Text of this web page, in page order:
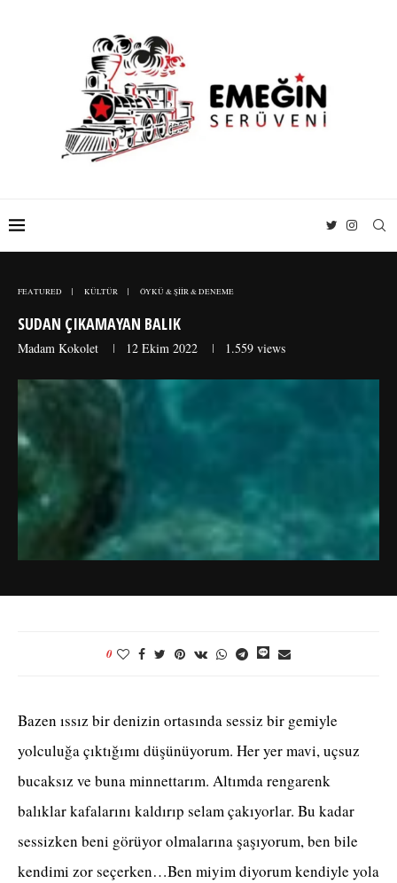
FEATURED KÜLTÜR ÖYKÜ & ŞİİR & DENEME
SUDAN ÇIKAMAYAN BALIK
Madam Kokolet 12 Ekim 2022 1.559 views
0
Bazen ıssız bir denizin ortasında sessiz bir gemiyle
yolculuğa çıktığımı düşünüyorum. Her yer mavi, uçsuz
bucaksız ve buna minnettarım. Altımda rengarenk
balıklar kafalarını kaldırıp selam çakıyorlar. Bu kadar
sessizken beni görüyor olmalarına şaşıyorum, ben bile
kendimi zor seçerken…Ben miyim diyorum kendiyle yola